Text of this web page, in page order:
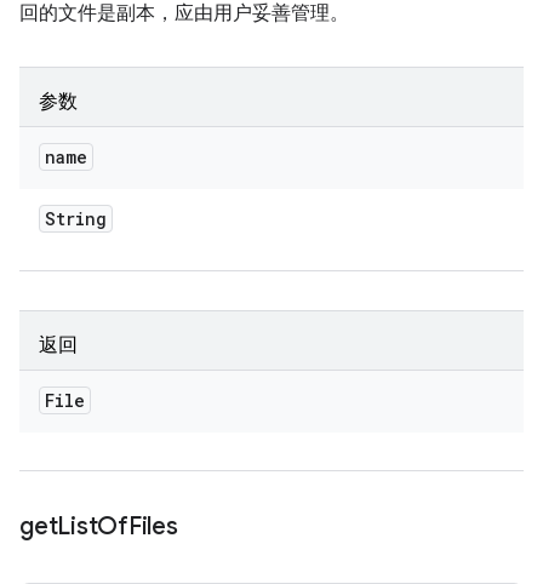
回的文件是副本，应由用户妥善管理。
参数
name
String
返回
File
getListOfFiles